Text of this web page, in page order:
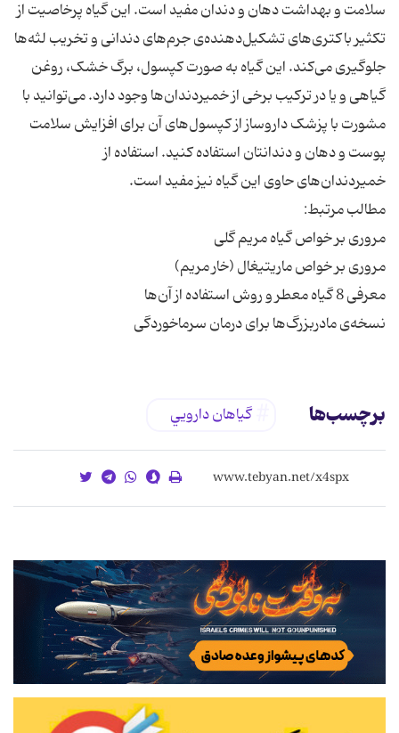
سلامت و بهداشت دهان و دندان مفید است. این گیاه پرخاصیت از
تکثیر باکتری‌های تشکیل‌دهنده‌ی جرم‌های دندانی و تخریب لثه‌ها
جلوگیری می‌کند. این گیاه به صورت کپسول، برگ خشک، روغن
گیاهی و یا در ترکیب برخی از خمیردندان‌ها وجود دارد. می‌توانید با
مشورت با پزشک داروساز از کپسول‌های آن برای افزایش سلامت
پوست و دهان و دندانتان استفاده کنید. استفاده از
نسخه‌ی مادربزرگ‌ها برای درمان سرماخوردگی
برچسب‌ها گياهان دارويي